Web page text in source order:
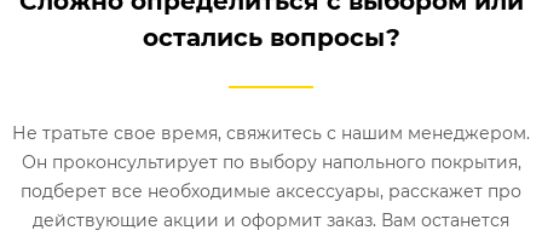
остались вопросы?
Не тратьте свое время, свяжитесь с нашим менеджером.
Он проконсультирует по выбору напольного покрытия,
подберет все необходимые аксессуары, расскажет про
действующие акции и оформит заказ. Вам останется